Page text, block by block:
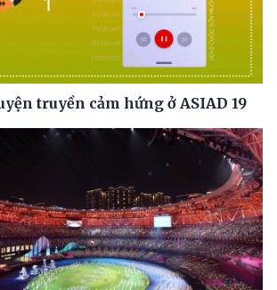
truyền cảm hứng ở ASIAD 19